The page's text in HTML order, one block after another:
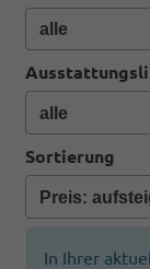
Sortierung
In Ihrer